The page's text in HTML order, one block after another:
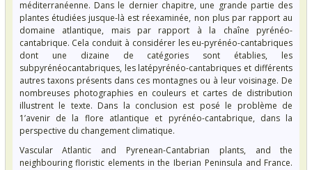
méditerranéenne. Dans le dernier chapitre, une grande partie des
plantes étudiées jusque-là est réexaminée, non plus par rapport au
domaine atlantique, mais par rapport à la chaîne pyrénéo-
cantabrique. Cela conduit à considérer les eu-pyrénéo-cantabriques
dont une dizaine de catégories sont établies, les
subpyrénéocantabriques, les latépyrénéo-cantabriques et différents
autres taxons présents dans ces montagnes ou à leur voisinage. De
nombreuses photographies en couleurs et cartes de distribution
illustrent le texte. Dans la conclusion est posé le problème de
1’avenir de la flore atlantique et pyrénéo-cantabrique, dans la
perspective du changement climatique.
Vascular Atlantic and Pyrenean-Cantabrian plants, and the
neighbouring floristic elements in the Iberian Peninsula and France.